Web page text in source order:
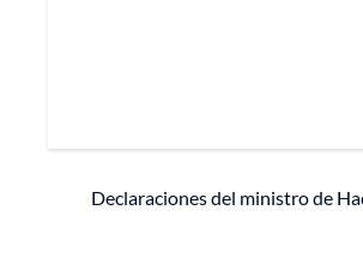
Declaraciones del ministro de